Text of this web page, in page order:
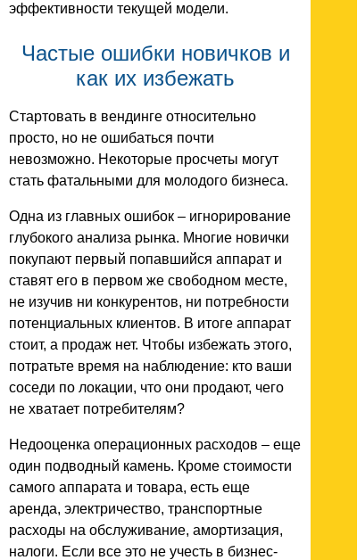
эффективности текущей модели.
Частые ошибки новичков и
как их избежать
Стартовать в вендинге относительно
просто, но не ошибаться почти
невозможно. Некоторые просчеты могут
стать фатальными для молодого бизнеса.
Одна из главных ошибок – игнорирование
глубокого анализа рынка. Многие новички
покупают первый попавшийся аппарат и
ставят его в первом же свободном месте,
не изучив ни конкурентов, ни потребности
потенциальных клиентов. В итоге аппарат
стоит, а продаж нет. Чтобы избежать этого,
потратьте время на наблюдение: кто ваши
соседи по локации, что они продают, чего
не хватает потребителям?
Недооценка операционных расходов – еще
один подводный камень. Кроме стоимости
самого аппарата и товара, есть еще
аренда, электричество, транспортные
расходы на обслуживание, амортизация,
налоги. Если все это не учесть в бизнес-